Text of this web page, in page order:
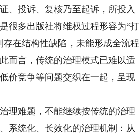
、投诉、复核乃至起诉，所投入
很多出版社将维权过程形容为“打
在结构性缺陷，未能形成全流程
而言，传统的治理模式已难以适
价竞争等问题交织在一起，呈现
难题，不能继续按传统的治理
系统化、长效化的治理机制：从